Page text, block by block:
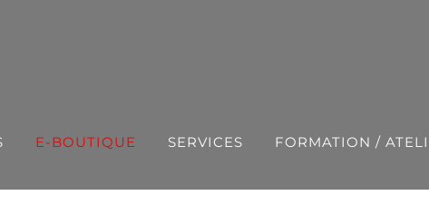
E-BOUTIQUE SERVICES FORMATION /